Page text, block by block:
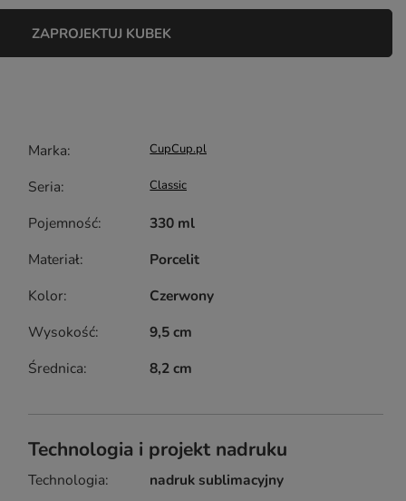
ZAPROJEKTUJ KUBEK
Marka CupCup.pl
Seria Classic
Pojemność
330 ml
Materiał
Porcelit
Kolor
Czerwony
Wysokość
9,5 cm
Średnica
8,2 cm
Technologia i projekt nadruku
Technologia
nadruk sublimacyjny